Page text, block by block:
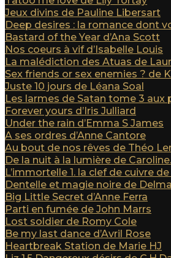
Jeux divins de Pauline Libersart
Deep desires : la romance dont
Bastard of the Year d’Ana Scott
Nos coeurs à vif d’Isabelle Louis
La malédiction des Atuas de
Sex friends or sex enemies ? de
Juste 10 jours de Léana Soal
Les larmes de Satan tome 3 aux
Forever yours d’Iris Julliard
Under the rain d’Emma S James
A ses ordres d’Anne Cantore
Au bout de nos rêves de Théo
De la nuit à la lumière de
L’immortelle 1. la clef de cuivre de
Dentelle et magie noire de
Big Little Secret d’Anne Ferra
Parti en fumée de John Marrs
Lost soldier de Romy Cole
Be my last dance d’Avril Rose
Heartbreak Station de Marie HJ